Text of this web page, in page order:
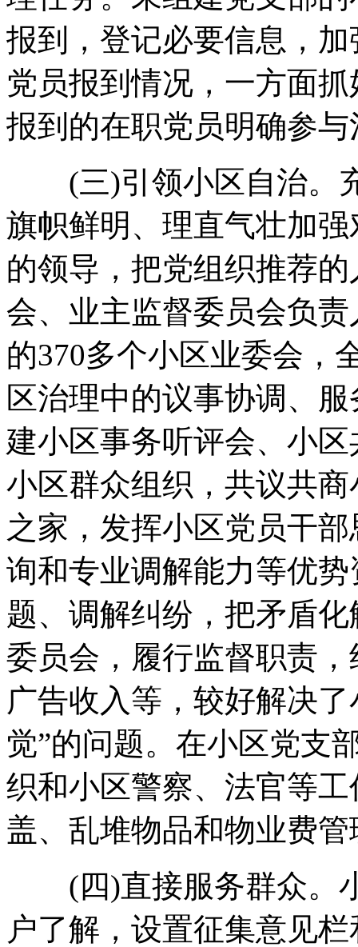
报到，登记必要信息，
党员报到情况，一方面
报到的在职党员明确参
(三)引领小区自治。
旗帜鲜明、理直气壮加
的领导，把党组织推荐
会、业主监督委员会负
的370多个小区业委会，
区治理中的议事协调、
建小区事务听评会、小
小区群众组织，共议共
之家，发挥小区党员干
询和专业调解能力等优
题、调解纠纷，把矛盾
委员会，履行监督职责
广告收入等，较好解决
觉”的问题。在小区党支
织和小区警察、法官等
盖、乱堆物品和物业费
(四)直接服务群众。
户了解，设置征集意见